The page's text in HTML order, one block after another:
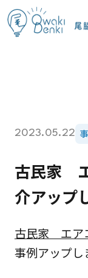
2023.05.22
古民家
介アップ
古民家 エア
事例アップし